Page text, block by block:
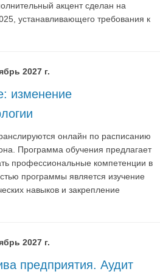
акцент сделан на
устанавливающего требования к
2027 г.
изменение
онлайн по расписанию
Программа обучения предлагает
профессиональные компетенции в
программы является изучение
навыков и закрепление
2027 г.
предприятия. Аудит